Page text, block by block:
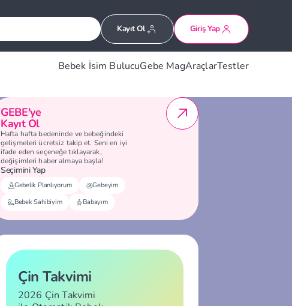
Kayıt Ol Giriş Yap
Bebek İsim BulucuGebe MagAraçlarTestler
GEBE'ye
Kayıt Ol
Hafta hafta bedeninde ve bebeğindeki
gelişmeleri ücretsiz takip et. Seni en iyi
ifade eden seçeneğe tıklayarak,
değişimleri haber almaya başla!
Seçimini Yap
Gebelik Planlıyorum
Gebeyim
Bebek Sahibiyim
Babayım
Çin Takvimi
2026 Çin Takvimi